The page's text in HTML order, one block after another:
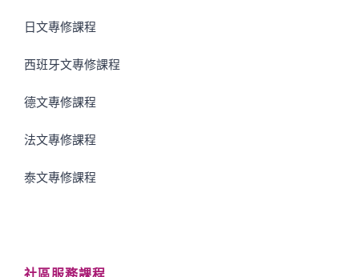
日文專修課程
西班牙文專修課程
德文專修課程
法文專修課程
泰文專修課程
社區服務課程